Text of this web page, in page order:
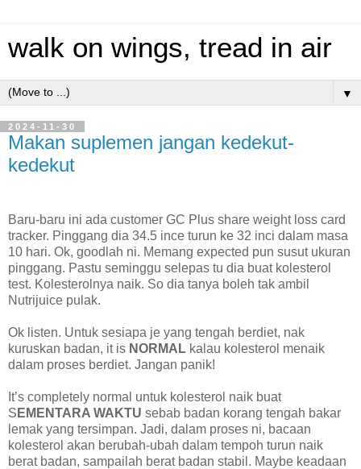
walk on wings, tread in air
▼
2024-11-30
Makan suplemen jangan kedekut-
kedekut
Baru-baru ini ada customer GC Plus share weight loss card
tracker. Pinggang dia 34.5 ince turun ke 32 inci dalam masa
10 hari. Ok, goodlah ni. Memang expected pun susut ukuran
pinggang. Pastu seminggu selepas tu dia buat kolesterol
test. Kolesterolnya naik. So dia tanya boleh tak ambil
Nutrijuice pulak.
Ok listen. Untuk sesiapa je yang tengah berdiet, nak
kuruskan badan, it is NORMAL kalau kolesterol menaik
dalam proses berdiet. Jangan panik!
It’s completely normal untuk kolesterol naik buat
S EMENTARA WAKTU sebab badan korang tengah bakar
lemak yang tersimpan. Jadi, dalam proses ni, bacaan
kolesterol akan berubah-ubah dalam tempoh turun naik
berat badan, sampailah berat badan stabil. Maybe keadaan